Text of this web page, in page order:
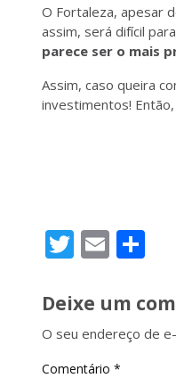
O Fortaleza, apesar
assim, será difícil
parece ser o mais
Assim, caso queira
investimentos!
Twitter
Email
Deixe um
O seu endereço de
Comentário *